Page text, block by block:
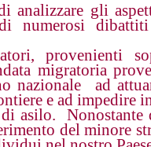
analizzare gli
numerosi
provenienti
migratoria
nazionale ad
e ad impedire
asilo. Nonostante
del minore